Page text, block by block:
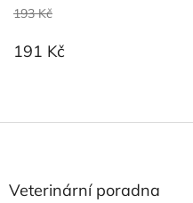
193 Kč
191 Kč
Z
aVeterinární poradna